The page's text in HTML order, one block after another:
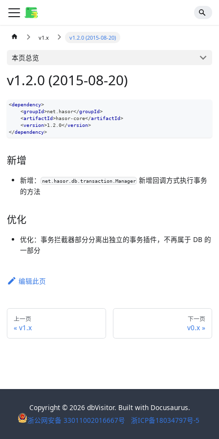
v1.x v1.2.0 (2015-08-20)
本页总览
v1.2.0 (2015-08-20)
<dependency>
<groupId>net.hasor</groupId>
<artifactId>hasor-core</artifactId>
<version>1.2.0</version>
</dependency>
新增
新增： net.hasor.db.transaction.Manager 新增回调方式执行事务
的方法
优化
优化：事务拦截器部分分离出独立的事务插件，不再属于 DB 的
一部分
编辑此页
上一页
v1.x
下一页
v0.x
Copyright © 2026 dbVisitor. Built with Docusaurus.
浙公网安备 33011002016667号
浙ICP备18034797号-5